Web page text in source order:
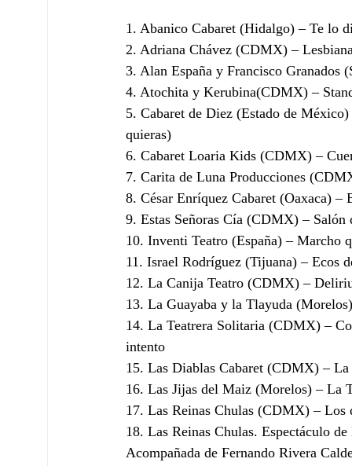
1. Abanico Cabaret (Hidalgo) – Te lo
2. Adriana Chávez (CDMX) –
3. Alan España y Francisco Granados
4. Atochita y Kerubina(CDMX) –
5. Cabaret de Diez (Estado de
quieras)
6. Cabaret Loaria Kids (CDMX) –
7. Carita de Luna Producciones
8. César Enríquez Cabaret (Oaxaca) –
9. Estas Señoras Cía (CDMX) – Salón
10. Inventi Teatro (España) – Marcho
11. Israel Rodríguez (Tijuana) – Ecos
12. La Canija Teatro (CDMX) –
13. La Guayaba y la Tlayuda
14. La Teatrera Solitaria (CDMX) –
intento
15. Las Diablas Cabaret (CDMX) – La
16. Las Jijas del Maiz (Morelos) – La
17. Las Reinas Chulas (CDMX) – Los
18. Las Reinas Chulas. Espectáculo
Acompañada de Fernando Rivera